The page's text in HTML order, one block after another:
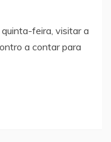
feira, visitar a
a contar para